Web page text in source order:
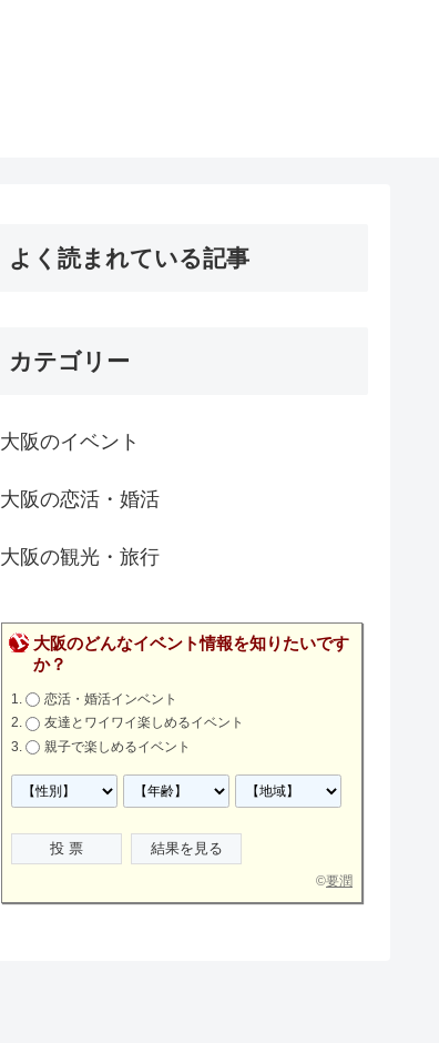
よく読まれている記事
カテゴリー
大阪のイベント
大阪の恋活・婚活
大阪の観光・旅行
大阪のどんなイベント情報を知りたいです
か？
恋活・婚活インベント
友達とワイワイ楽しめるイベント
親子で楽しめるイベント
©要潤